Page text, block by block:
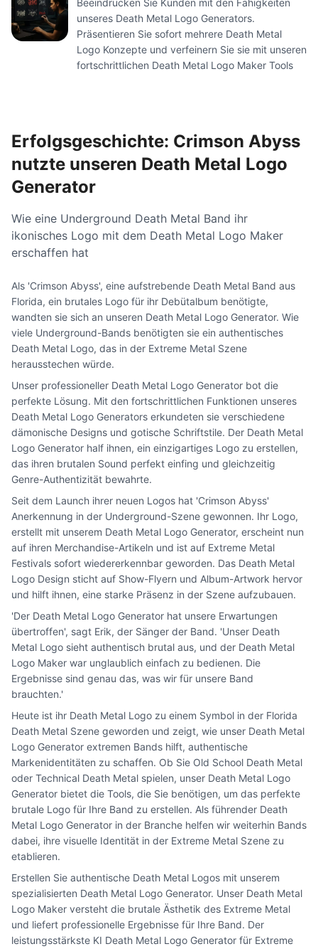
Beeindrucken Sie Kunden mit den Fähigkeiten
unseres Death Metal Logo Generators.
Präsentieren Sie sofort mehrere Death Metal
Logo Konzepte und verfeinern Sie sie mit unseren
fortschrittlichen Death Metal Logo Maker Tools
Erfolgsgeschichte: Crimson Abyss
nutzte unseren Death Metal Logo
Generator
Wie eine Underground Death Metal Band ihr
ikonisches Logo mit dem Death Metal Logo Maker
erschaffen hat
Als 'Crimson Abyss', eine aufstrebende Death Metal Band aus
Florida, ein brutales Logo für ihr Debütalbum benötigte,
wandten sie sich an unseren Death Metal Logo Generator. Wie
viele Underground-Bands benötigten sie ein authentisches
Death Metal Logo, das in der Extreme Metal Szene
herausstechen würde.
Unser professioneller Death Metal Logo Generator bot die
perfekte Lösung. Mit den fortschrittlichen Funktionen unseres
Death Metal Logo Generators erkundeten sie verschiedene
dämonische Designs und gotische Schriftstile. Der Death Metal
Logo Generator half ihnen, ein einzigartiges Logo zu erstellen,
das ihren brutalen Sound perfekt einfing und gleichzeitig
Genre-Authentizität bewahrte.
Seit dem Launch ihrer neuen Logos hat 'Crimson Abyss'
Anerkennung in der Underground-Szene gewonnen. Ihr Logo,
erstellt mit unserem Death Metal Logo Generator, erscheint nun
auf ihren Merchandise-Artikeln und ist auf Extreme Metal
Festivals sofort wiedererkennbar geworden. Das Death Metal
Logo Design sticht auf Show-Flyern und Album-Artwork hervor
und hilft ihnen, eine starke Präsenz in der Szene aufzubauen.
'Der Death Metal Logo Generator hat unsere Erwartungen
übertroffen', sagt Erik, der Sänger der Band. 'Unser Death
Metal Logo sieht authentisch brutal aus, und der Death Metal
Logo Maker war unglaublich einfach zu bedienen. Die
Ergebnisse sind genau das, was wir für unsere Band
brauchten.'
Heute ist ihr Death Metal Logo zu einem Symbol in der Florida
Death Metal Szene geworden und zeigt, wie unser Death Metal
Logo Generator extremen Bands hilft, authentische
Markenidentitäten zu schaffen. Ob Sie Old School Death Metal
oder Technical Death Metal spielen, unser Death Metal Logo
Generator bietet die Tools, die Sie benötigen, um das perfekte
brutale Logo für Ihre Band zu erstellen. Als führender Death
Metal Logo Generator in der Branche helfen wir weiterhin Bands
dabei, ihre visuelle Identität in der Extreme Metal Szene zu
etablieren.
Erstellen Sie authentische Death Metal Logos mit unserem
spezialisierten Death Metal Logo Generator. Unser Death Metal
Logo Maker versteht die brutale Ästhetik des Extreme Metal
und liefert professionelle Ergebnisse für Ihre Band. Der
leistungsstärkste KI Death Metal Logo Generator für Extreme